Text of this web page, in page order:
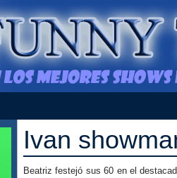
Ivan
Beatriz festejó sus 60 en el